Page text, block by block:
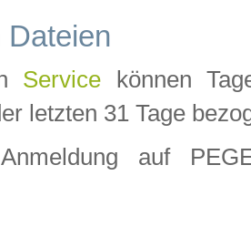
Service können
letzten 31 Tage
auf